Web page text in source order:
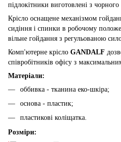
підлокітники виготовлені з чорного
Крісло оснащене механізмом
сидіння і спинки в робочому
вільне гойдання з регульованою
Комп'ютерне крісло GANDALF
співробітників офісу з
Матеріали:
оббивка - тканина еко-шкіра;
основа - пластик;
пластикові коліщатка.
Розміри: